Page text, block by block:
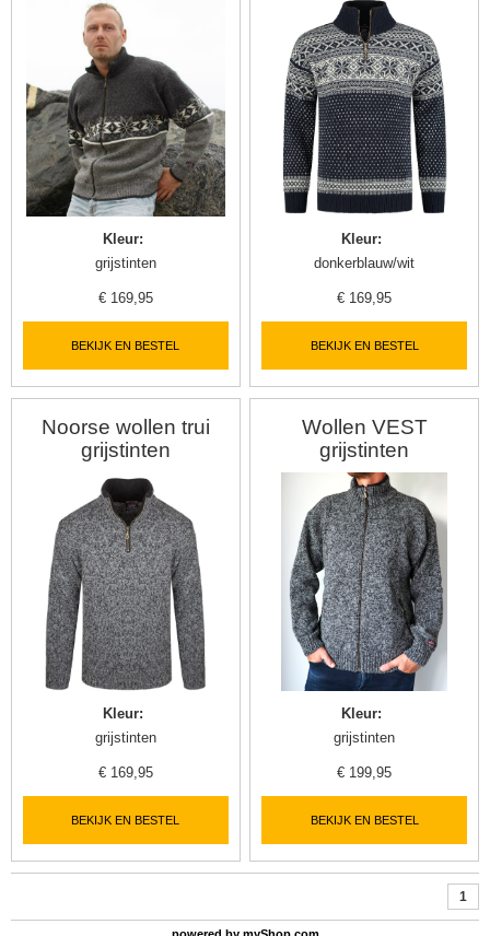
Kleur:
grijstinten
€ 169,95
BEKIJK EN BESTEL
Kleur:
donkerblauw/wit
€ 169,95
BEKIJK EN BESTEL
Noorse wollen trui
grijstinten
Kleur:
grijstinten
€ 169,95
BEKIJK EN BESTEL
Wollen VEST
grijstinten
Kleur:
grijstinten
€ 199,95
BEKIJK EN BESTEL
1